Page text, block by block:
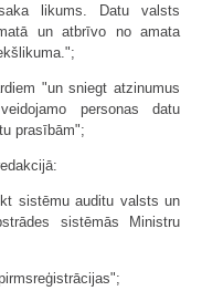
likums. Datu valsts
un atbrīvo no amata
"un sniegt atzinumus
personas datu
prasībām";
sistēmu auditu valsts un
sistēmās Ministru